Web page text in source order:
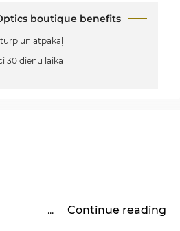
boutique benefits
un atpakaļ
30 dienu laikā
... Continue reading